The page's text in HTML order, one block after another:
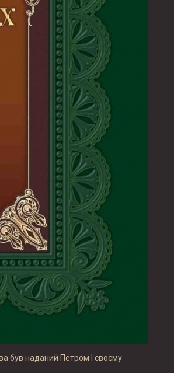
був наданий Петром I своєму